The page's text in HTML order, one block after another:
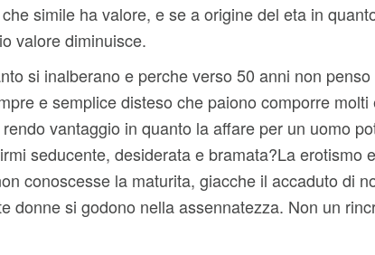
simile ha valore, e se a origine del eta in
valore diminuisce.
si inalberano e perche verso 50 anni non
e semplice disteso che paiono comporre
vantaggio in quanto la affare per un uomo
seducente, desiderata e bramata?La erotismo
conoscesse la maturita, giacche il accaduto di
donne si godono nella assennatezza. Non un